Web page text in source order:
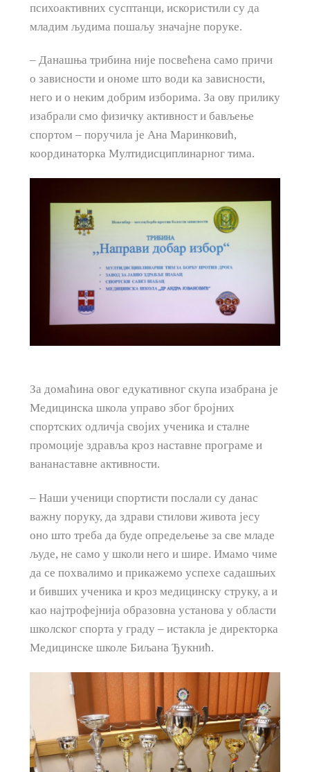
психоактивних сусптанци, искористили су да
младим људима пошаљу значајне поруке.
– Данашња трибина није посвећена само причи
о зависности и ономе што води ка зависности,
него и о неким добрим изборима. За ову прилику
изабрали смо физичку активност и бављење
спортом – поручила је Ана Маринковић,
координаторка Мултидисциплинарног тима.
За домаћина овог едукативног скупа изабрана је
Медицинска школа управо због бројних
спортских одличја својих ученика и сталне
промоције здравља кроз наставне програме и
вананаставне активности.
– Наши ученици спортисти послали су данас
важну поруку, да здрави стилови живота јесу
оно што треба да буде опредељење за све младе
људе, не само у школи него и шире. Имамо чиме
да се похвалимо и прикажемо успехе садашњих
и бивших ученика и кроз медицинску струку, а и
као најтрофејнија образовна установа у области
школског спорта у граду – истакла је директорка
Медицинске школе Биљана Ђукнић.